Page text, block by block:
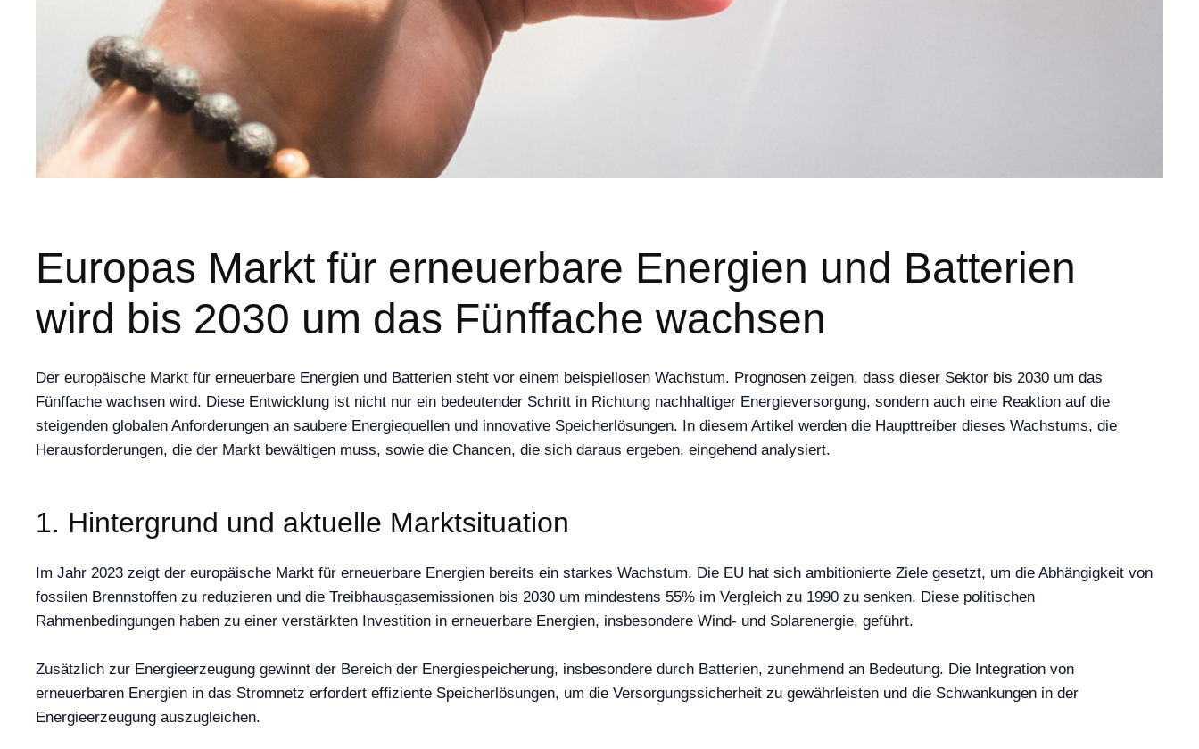
Europas Markt für erneuerbare Energien und Batterien
wird bis 2030 um das Fünffache wachsen
Der europäische Markt für erneuerbare Energien und Batterien steht vor einem beispiellosen Wachstum. Prognosen zeigen, dass dieser Sektor bis 2030 um das
Fünffache wachsen wird. Diese Entwicklung ist nicht nur ein bedeutender Schritt in Richtung nachhaltiger Energieversorgung, sondern auch eine Reaktion auf die
steigenden globalen Anforderungen an saubere Energiequellen und innovative Speicherlösungen. In diesem Artikel werden die Haupttreiber dieses Wachstums, die
Herausforderungen, die der Markt bewältigen muss, sowie die Chancen, die sich daraus ergeben, eingehend analysiert.
1. Hintergrund und aktuelle Marktsituation
Im Jahr 2023 zeigt der europäische Markt für erneuerbare Energien bereits ein starkes Wachstum. Die EU hat sich ambitionierte Ziele gesetzt, um die Abhängigkeit von
fossilen Brennstoffen zu reduzieren und die Treibhausgasemissionen bis 2030 um mindestens 55% im Vergleich zu 1990 zu senken. Diese politischen
Rahmenbedingungen haben zu einer verstärkten Investition in erneuerbare Energien, insbesondere Wind- und Solarenergie, geführt.
Zusätzlich zur Energieerzeugung gewinnt der Bereich der Energiespeicherung, insbesondere durch Batterien, zunehmend an Bedeutung. Die Integration von
erneuerbaren Energien in das Stromnetz erfordert effiziente Speicherlösungen, um die Versorgungssicherheit zu gewährleisten und die Schwankungen in der
Energieerzeugung auszugleichen.